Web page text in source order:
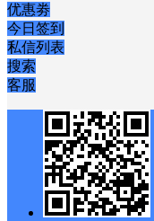
优惠劵
今日签到
私信列表
搜索
客服